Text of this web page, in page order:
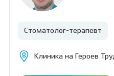
Стоматолог-терапевт
Клиника на Героев